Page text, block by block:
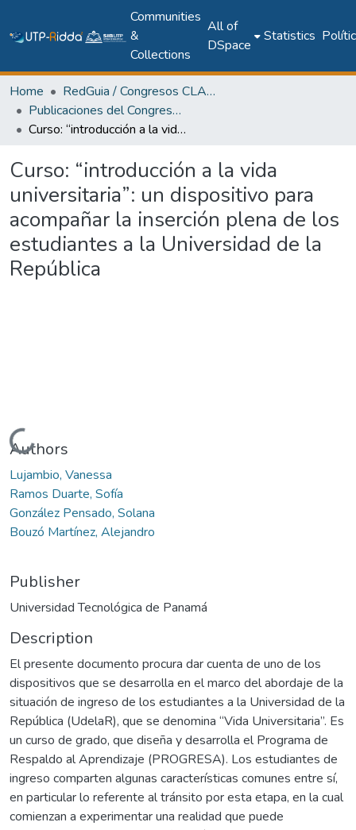
Communities
&
Collections
All of
DSpace
Statistics
Home
RedGuia / Congresos CLABES
Publicaciones del Congreso Internacional CLABES
Curso: “introducción a la vida universitaria”: un dispositivo para acompañar la inserción plena de los estudiantes a la Universidad de la República
Curso: “introducción a la vida
universitaria”: un dispositivo para
acompañar la inserción plena de los
estudiantes a la Universidad de la
República
Loading...
Authors
Lujambio, Vanessa
Ramos Duarte, Sofía
González Pensado, Solana
Bouzó Martínez, Alejandro
Publisher
Universidad Tecnológica de Panamá
Description
El presente documento procura dar cuenta de uno de los
dispositivos que se desarrolla en el marco del abordaje de la
situación de ingreso de los estudiantes a la Universidad de la
República (UdelaR), que se denomina “Vida Universitaria”. Es
un curso de grado, que diseña y desarrolla el Programa de
Respaldo al Aprendizaje (PROGRESA). Los estudiantes de
ingreso comparten algunas características comunes entre sí,
en particular lo referente al tránsito por esta etapa, en la cual
comienzan a experimentar una realidad que puede